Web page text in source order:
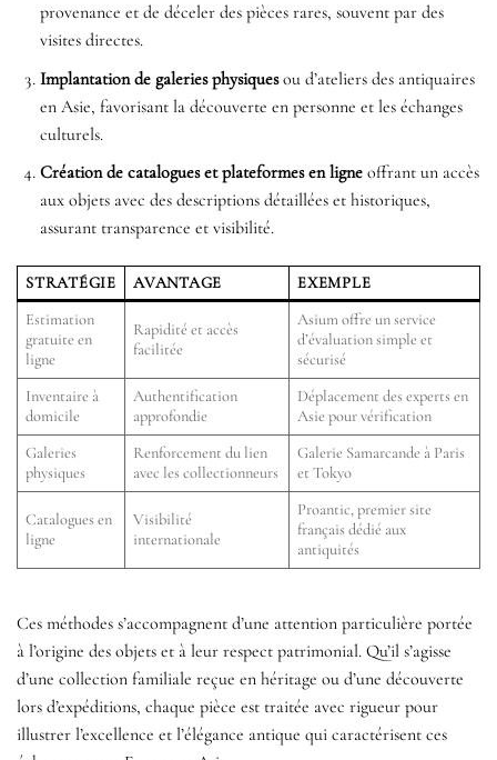
provenance et de déceler des pièces rares, souvent par des
visites directes.
Implantation de galeries physiquesou d’ateliers des antiquaires
en Asie, favorisant la découverte en personne et les échanges
culturels.
Création de catalogues et plateformes en ligneoffrant un accès
aux objets avec des descriptions détaillées et historiques,
assurant transparence et visibilité.
STRATÉGIE AVANTAGE
EXEMPLE
Estimation
gratuite en
ligne
Rapidité et accès
facilitée
Asium offre un service
d’évaluation simple et
sécurisé
Inventaire à
domicile
Authentification
approfondie
Déplacement des experts en
Asie pour vérification
Galeries
physiques
Renforcement du lien
avec les collectionneurs
Galerie Samarcande à Paris
et Tokyo
Catalogues en
ligne
Visibilité
internationale
Proantic, premier site
français dédié aux
antiquités
Ces méthodes s’accompagnent d’une attention particulière portée
à l’origine des objets et à leur respect patrimonial. Qu’il s’agisse
d’une collection familiale reçue en héritage ou d’une découverte
lors d’expéditions, chaque pièce est traitée avec rigueur pour
illustrer l’excellence et l’élégance antique qui caractérisent ces